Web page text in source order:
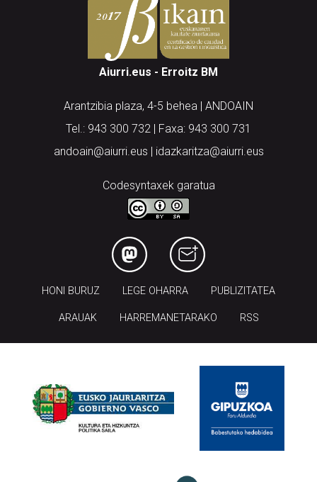
Aiurri.eus - Erroitz BM
Arantzibia plaza, 4-5 behea | ANDOAIN
Tel.: 943 300 732 | Faxa: 943 300 731
andoain@aiurri.eus | idazkaritza@aiurri.eus
Codesyntaxek garatua
HONI BURUZ LEGE OHARRA PUBLIZITATEA
ARAUAK HARREMANETARAKO RSS